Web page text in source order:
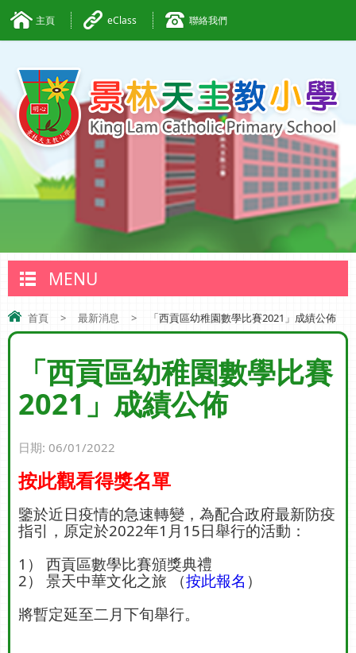
主頁 eClass 聯絡我們
MENU
首頁 > 最新消息 > 「西貢區幼稚園數學比賽2021」成績公佈
「西貢區幼稚園數學比賽
2021」成績公佈
日期: 06/01/2022
按此觀看得獎名單
鑒於近日疫情的急速轉變，為配合政府最新防疫
指引，原定於2022年1月15日舉行的活動：
1） 西貢區數學比賽頒獎典禮
2） 景天中華文化之旅 （按此報名 ）
將暫定延至二月下旬舉行。